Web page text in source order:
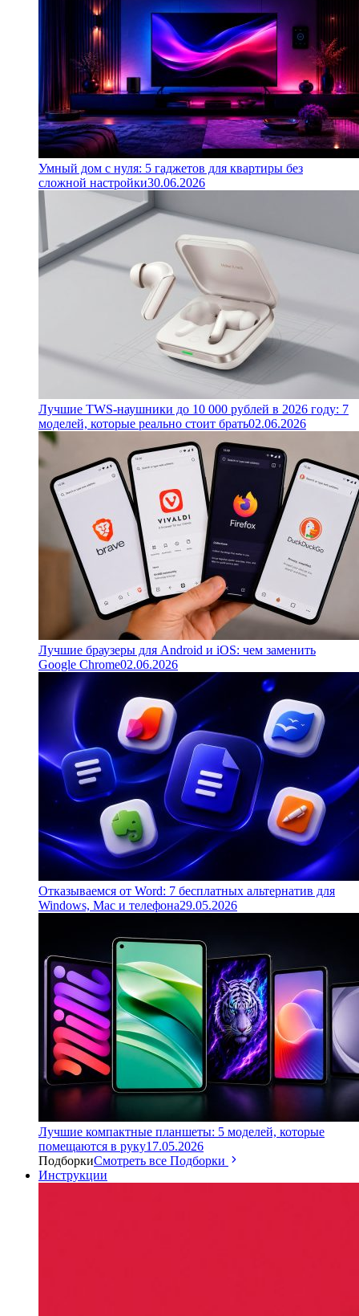
Умный дом с нуля: 5 гаджетов для квартиры без
сложной настройки30.06.2026
Лучшие TWS-наушники до 10 000 рублей в 2026 году: 7
моделей, которые реально стоит брать02.06.2026
Лучшие браузеры для Android и iOS: чем заменить
Google Chrome02.06.2026
Отказываемся от Word: 7 бесплатных альтернатив для
Windows, Mac и телефона29.05.2026
Лучшие компактные планшеты: 5 моделей, которые
помещаются в руку17.05.2026
ПодборкиСмотреть все Подборки
Инструкции